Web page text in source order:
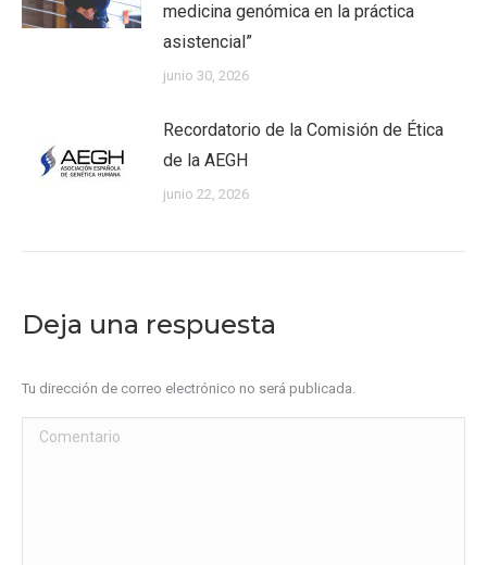
medicina genómica en la práctica
asistencial”
junio 30, 2026
Recordatorio de la Comisión de Ética
de la AEGH
junio 22, 2026
Deja una respuesta
Tu dirección de correo electrónico no será publicada.
Comentario